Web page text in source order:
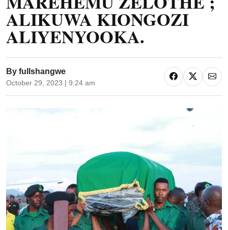
ALIKUWA KIONGOZI
ALIYENYOOKA.
By fullshangwe
October 29, 2023 | 9:24 am